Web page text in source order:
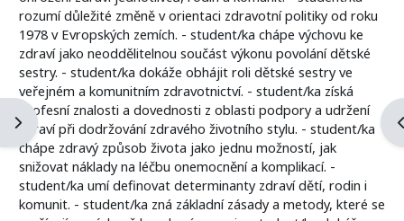
Otevřít panel bloku
rozumí důležité změně v orientaci zdravotní politiky od roku
1978 v Evropských zemích. - student/ka chápe výchovu ke
zdraví jako neoddělitelnou součást výkonu povolání dětské
sestry. - student/ka dokáže obhájit roli dětské sestry ve
veřejném a komunitním zdravotnictví. - student/ka získá
profesní znalosti a dovednosti z oblasti podpory a udržení
zdraví při dodržování zdravého životního stylu. - student/ka
chápe zdravý způsob života jako jednu možností, jak
snižovat náklady na léčbu onemocnění a komplikací. -
student/ka umí definovat determinanty zdraví dětí, rodin i
komunit. - student/ka zná základní zásady a metody, které se